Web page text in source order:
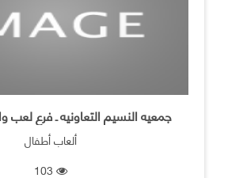
جمعيه النسيم التعاونيه ـ فرع لعب
ألعاب أطفال